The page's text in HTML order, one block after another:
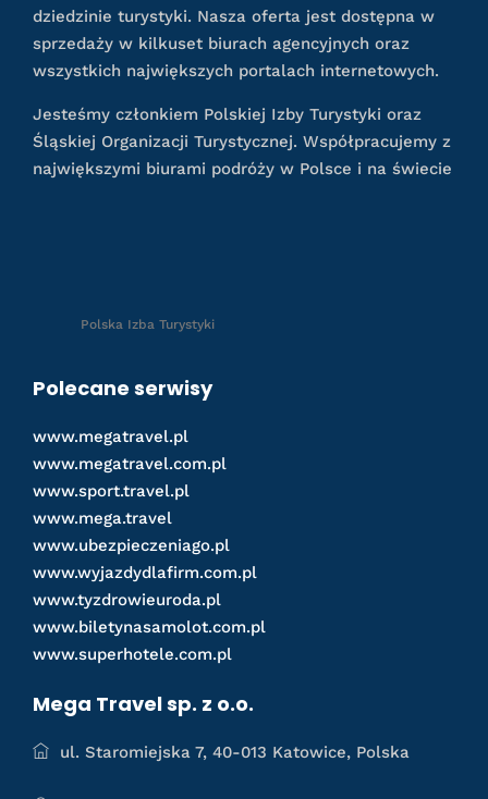
dziedzinie turystyki. Nasza oferta jest dostępna w
sprzedaży w kilkuset biurach agencyjnych oraz
wszystkich największych portalach internetowych.
Jesteśmy członkiem Polskiej Izby Turystyki oraz
Śląskiej Organizacji Turystycznej. Współpracujemy z
największymi biurami podróży w Polsce i na świecie
Polska Izba Turystyki
Polecane serwisy
www.megatravel.pl
www.megatravel.com.pl
www.sport.travel.pl
www.mega.travel
www.ubezpieczeniago.pl
www.wyjazdydlafirm.com.pl
www.tyzdrowieuroda.pl
www.biletynasamolot.com.pl
www.superhotele.com.pl
Mega Travel sp. z o.o.
ul. Staromiejska 7, 40-013 Katowice, Polska